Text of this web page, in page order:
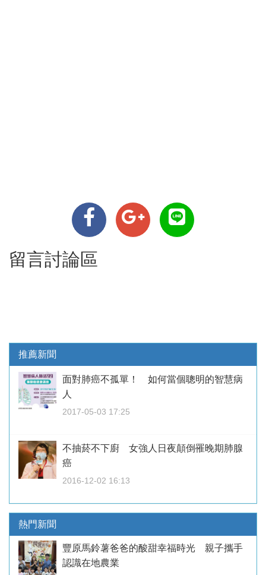
留言討論區
推薦新聞
面對肺癌不孤單！ 如何當個聰明的智慧病
人
2017-05-03 17:25
不抽菸不下廚 女強人日夜顛倒罹晚期肺腺
癌
2016-12-02 16:13
熱門新聞
豐原馬鈴薯爸爸的酸甜幸福時光 親子攜手
認識在地農業